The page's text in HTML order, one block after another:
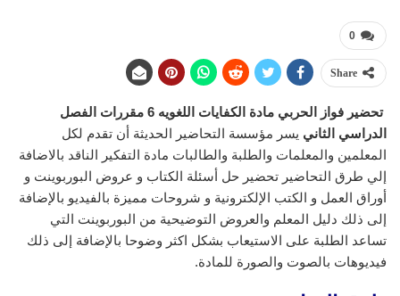
0
Share
تحضير فواز الحربي مادة الكفايات اللغويه 6 مقررات
الفصل
الدراسي الثاني يسر مؤسسة التحاضير الحديثة أن تقدم لكل
المعلمين والمعلمات والطلبة والطالبات مادة التفكير الناقد بالاضافة
إلي طرق التحاضير تحضير حل أسئلة الكتاب و عروض البوربوينت و
أوراق العمل و الكتب الإلكترونية و شروحات مميزة بالفيديو بالإضافة
إلى ذلك دليل المعلم والعروض التوضيحية من البوربوينت التي
تساعد الطلبة على الاستيعاب بشكل اكثر وضوحا بالإضافة إلى ذلك
فيديوهات بالصوت والصورة للمادة.